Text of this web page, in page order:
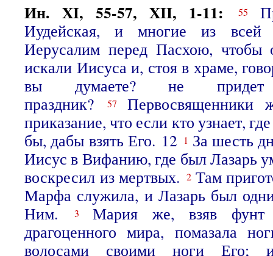
Ин. XI, 55-57, XII, 1-11: 55
Иудейская, и многие из
Иерусалим перед Пасхою, чтобы
искали Иисуса и, стоя в храме,
вы думаете? не
праздник?
57
приказание, что если кто узнает,
бы, дабы взять Его. 12
1 За шесть
Иисус в Вифанию, где был Лазарь
воскресил из мертвых. 2 Там
Марфа служила, и Лазарь был
Ним.
3Мария же, взяв фунт
драгоценного мира, помазала
волосами своими ноги Его;